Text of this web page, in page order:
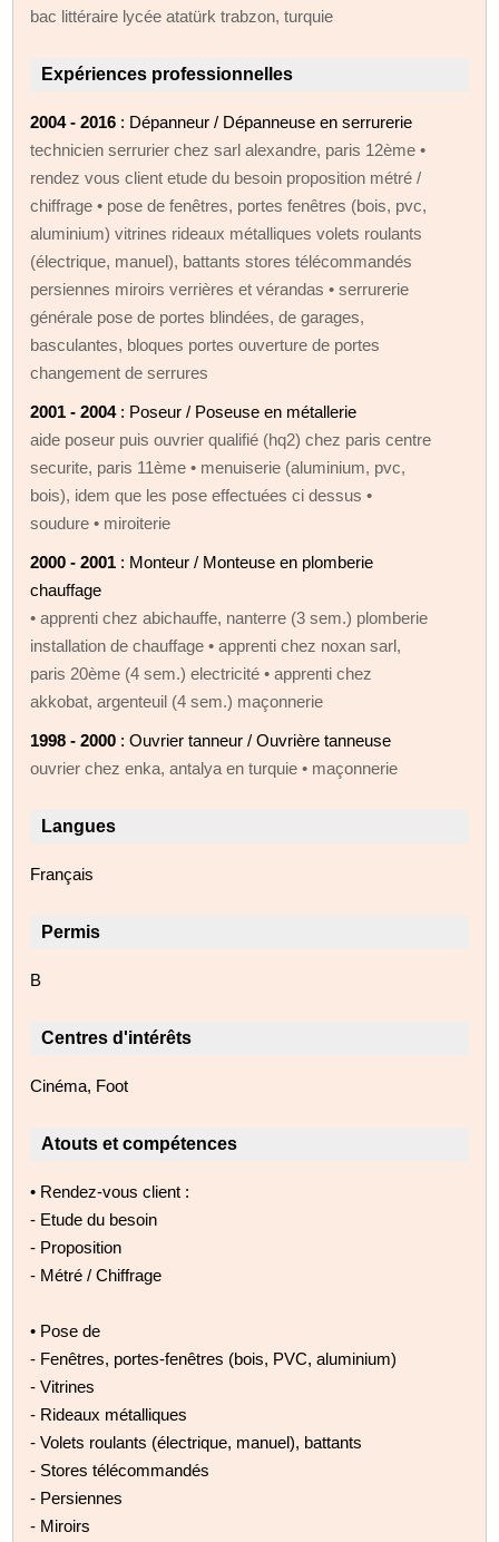
bac littéraire lycée atatürk trabzon, turquie
Expériences professionnelles
2004 - 2016 : Dépanneur / Dépanneuse en serrurerie
technicien serrurier chez sarl alexandre, paris 12ème •
rendez vous client etude du besoin proposition métré /
chiffrage • pose de fenêtres, portes fenêtres (bois, pvc,
aluminium) vitrines rideaux métalliques volets roulants
(électrique, manuel), battants stores télécommandés
persiennes miroirs verrières et vérandas • serrurerie
générale pose de portes blindées, de garages,
basculantes, bloques portes ouverture de portes
changement de serrures
2001 - 2004: Poseur / Poseuse en métallerie
aide poseur puis ouvrier qualifié (hq2) chez paris centre
securite, paris 11ème • menuiserie (aluminium, pvc,
bois), idem que les pose effectuées ci dessus •
soudure • miroiterie
2000 - 2001 : Monteur / Monteuse en plomberie
chauffage
• apprenti chez abichauffe, nanterre (3 sem.) plomberie
installation de chauffage • apprenti chez noxan sarl,
paris 20ème (4 sem.) electricité • apprenti chez
akkobat, argenteuil (4 sem.) maçonnerie
1998 - 2000 : Ouvrier tanneur / Ouvrière tanneuse
ouvrier chez enka, antalya en turquie • maçonnerie
Langues
Français
Permis
B
Centres d'intérêts
Cinéma, Foot
Atouts et compétences
• Rendez-vous client :
- Etude du besoin
- Proposition
- Métré / Chiffrage
• Pose de
- Fenêtres, portes-fenêtres (bois, PVC, aluminium)
- Vitrines
- Rideaux métalliques
- Volets roulants (électrique, manuel), battants
- Stores télécommandés
- Persiennes
- Miroirs